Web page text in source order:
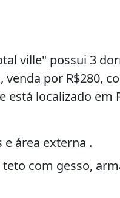
ville" possui 3
venda por R$280,
está localizado em
e área externa .
teto com gesso,